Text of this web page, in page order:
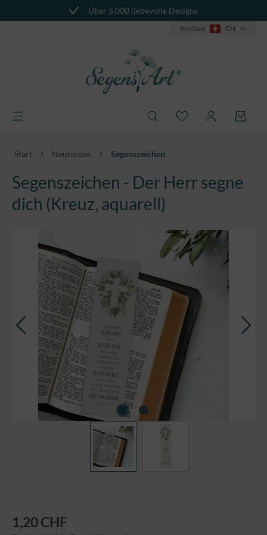
Über 5.000 liebevolle Designs
Kontakt CH
Start Neuheiten Segenszeichen
Segenszeichen - Der Herr segne
dich (Kreuz, aquarell)
1,20 CHF